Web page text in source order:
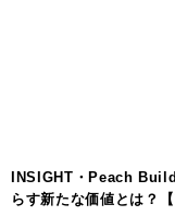
INSIGHT・Peach
らす新たな価値とは？